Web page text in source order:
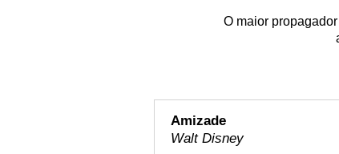
O maior
Amizade
Walt Disney